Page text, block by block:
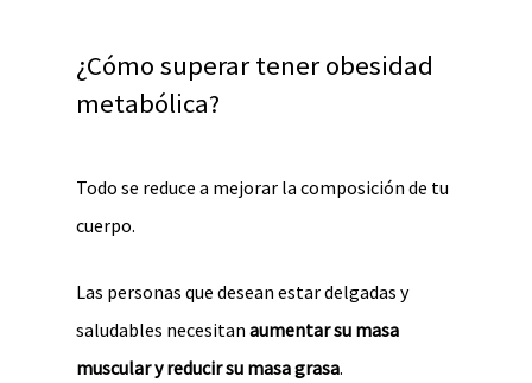
¿Cómo superar tener obesidad
metabólica?
Todo se reduce a mejorar la composición de tu
cuerpo.
Las personas que desean estar delgadas y
saludables necesitan aumentar su masa
muscular y reducir su masa grasa.